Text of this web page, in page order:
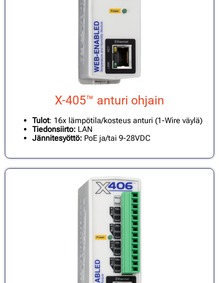
X-405™ anturi ohjain
Tulot: 16x lämpötila/kosteus anturi (1-Wire väylä)
Tiedonsiirto: LAN
Jännitesyöttö: PoE ja/tai 9-28VDC